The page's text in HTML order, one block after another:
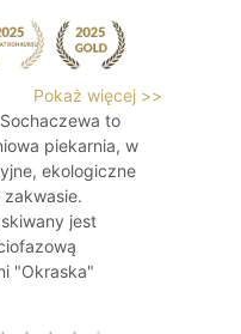
Pokaż więcej >>
to
piekarnia, w
ekologiczne
jest
"Okraska"